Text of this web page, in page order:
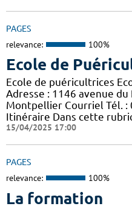
PAGES
relevance: 100%
Ecole de
Ecole de puéricultrices
Adresse : 1146 avenue du
Montpellier Courriel Tél. :
Itinéraire Dans cette
15/04/2025 17:00
PAGES
relevance: 100%
La formation